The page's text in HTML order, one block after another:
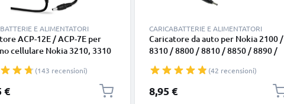
E ALIMENTATORI
ACP-12E / ACP-7E per
cellulare Nokia 3210, 3310
6310i, 8210, 8310, 8810,
caricabatteria di
per un'alimentazione
(143 recensioni)
€
CARICABATTERIE E ALIMENTATORI
Caricatore da auto per Nokia 2100 /
8310 / 8800 / 8810 / 8850 / 8890 /
ricarica rapida in macchina a 5V 0.5A
/ 500mA Caricabatteria potente e
sicuro
(42 recensioni)
8,95 €